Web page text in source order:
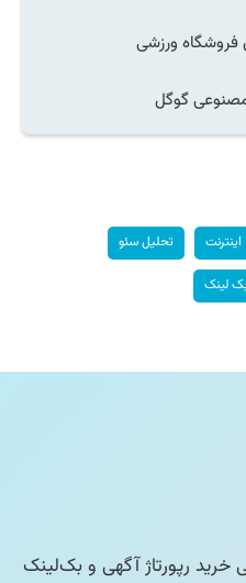
فروشگاه ورزشی
گوگل
اینترنت تحلیل سئو
بک لینک
رپورتاژ آگهی و بک‌لینک